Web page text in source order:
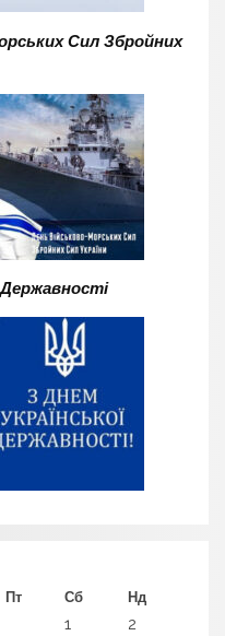
Сил Збройних
Державності
Пт Сб Нд
1
2